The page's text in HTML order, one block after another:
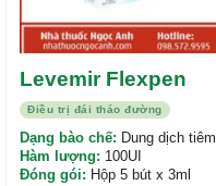
Điều trị đái tháo đường
Levemir Flexpen
Dạng bào chế: Dung dịch tiêm
Hàm lượng: 100UI
Đóng gói: Hộp 5 bút x 3ml